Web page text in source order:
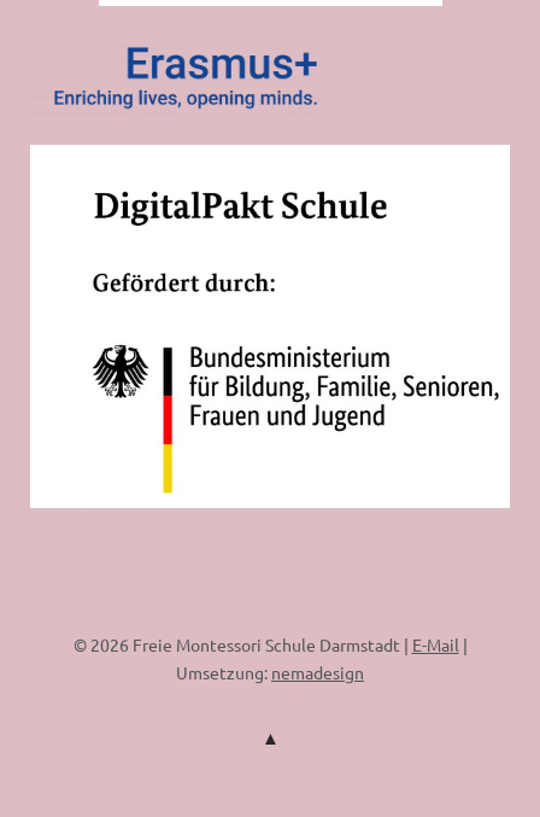
© 2026 Freie Montessori Schule Darmstadt | E-Mail |
Umsetzung: nemadesign